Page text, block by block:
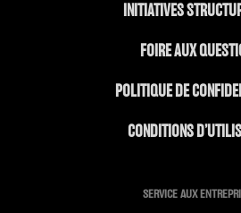
INITIATIVES
FOIRE AUX
POLITIQUE DE
CONDITIONS
SERVICE AUX